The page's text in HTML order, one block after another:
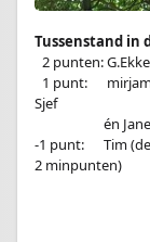
Tussenstand in
2 punten:
1 punt:
Sjef
én
-1 punt:
Tim (de
2 minpunten)